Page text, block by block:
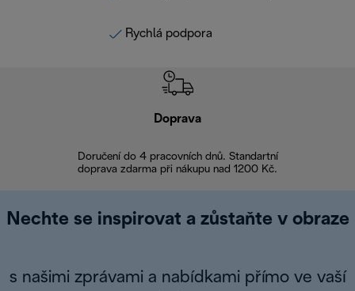
Rychlá podpora
Doprava
Doručení do 4 pracovních dnů. Standartní
doprava zdarma při nákupu nad 1200 Kč.
Nechte se inspirovat a zůstaňte v obraze
s našimi zprávami a nabídkami přímo ve vaší